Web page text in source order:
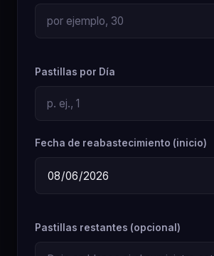
Pastillas por Día
Fecha de reabastecimiento (inicio)
Pastillas restantes (opcional)